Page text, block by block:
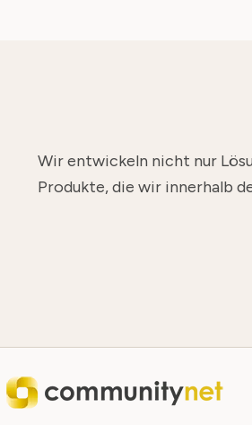
Wir entwickeln nicht nur
Produkte, die wir innerhalb